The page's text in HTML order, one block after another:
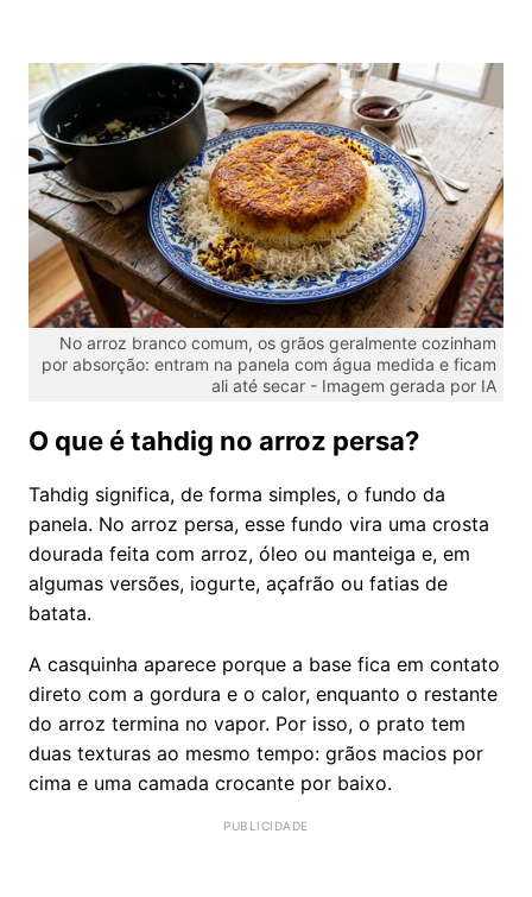
No arroz branco comum, os grãos geralmente cozinham
por absorção: entram na panela com água medida e ficam
ali até secar - Imagem gerada por IA
O que é tahdig no arroz persa?
Tahdig significa, de forma simples, o fundo da
panela. No arroz persa, esse fundo vira uma crosta
dourada feita com arroz, óleo ou manteiga e, em
algumas versões, iogurte, açafrão ou fatias de
batata.
A casquinha aparece porque a base fica em contato
direto com a gordura e o calor, enquanto o restante
do arroz termina no vapor. Por isso, o prato tem
duas texturas ao mesmo tempo: grãos macios por
cima e uma camada crocante por baixo.